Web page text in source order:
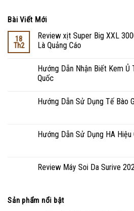
Bài Viết Mới
18
Th2
Review xịt Super Big XXL
Là Quảng Cáo
Hướng Dẫn Nhận Biết Kem Ủ
Quốc
Hướng Dẫn Sử Dụng Tế Bào
Hướng Dẫn Sử Dụng HA Hiệu
Review Máy Soi Da Surive
Sản phẩm nổi bật